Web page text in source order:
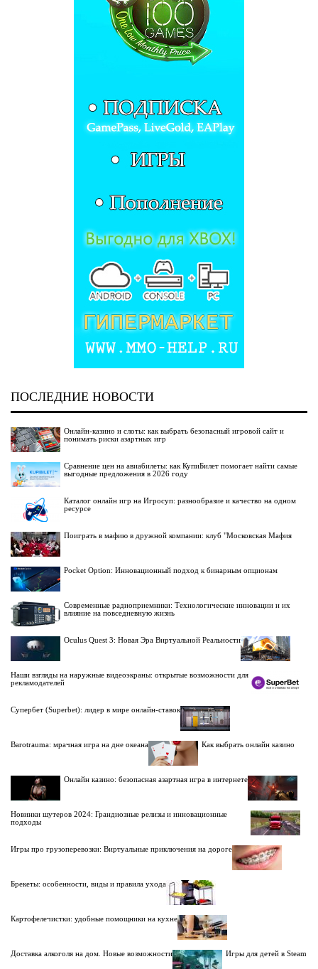
ПОСЛЕДНИЕ НОВОСТИ
Онлайн-казино и слоты: как выбрать безопасный игровой сайт и
понимать риски азартных игр
Сравнение цен на авиабилеты: как КупиБилет помогает найти самые
выгодные предложения в 2026 году
Каталог онлайн игр на Игросуп: разнообразие и качество на одном
ресурсе
Поиграть в мафию в дружной компании: клуб "Московская Мафия
Pocket Option: Инновационный подход к бинарным опционам
Современные радиоприемники: Технологические инновации и их
влияние на повседневную жизнь
Oculus Quest 3: Новая Эра Виртуальной Реальности
Наши взгляды на наружные видеоэкраны: открытые возможности для
рекламодателей
Супербет (Superbet): лидер в мире онлайн-ставок
Barotrauma: мрачная игра на дне океана Как выбрать онлайн казино
Онлайн казино: безопасная азартная игра в интернете
Новинки шутеров 2024: Грандиозные релизы и инновационные
подходы
Игры про грузоперевозки: Виртуальные приключения на дороге
Брекеты: особенности, виды и правила ухода
Картофелечистки: удобные помощники на кухне
Доставка алкоголя на дом. Новые возможности Игры для детей в Steam